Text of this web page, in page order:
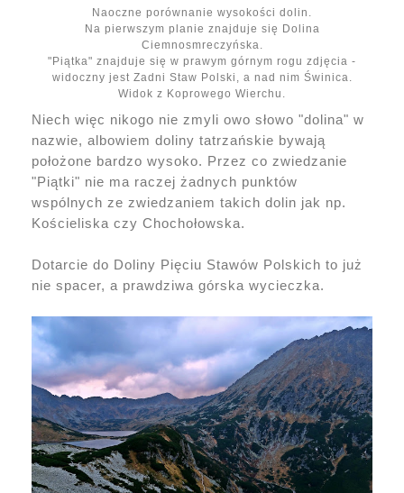
Naoczne porównanie wysokości dolin.
Na pierwszym planie znajduje się Dolina
Ciemnosmreczyńska.
"Piątka" znajduje się w prawym górnym rogu zdjęcia -
widoczny jest Zadni Staw Polski, a nad nim Świnica.
Widok z Koprowego Wierchu.
Niech więc nikogo nie zmyli owo słowo "dolina" w
nazwie, albowiem doliny tatrzańskie bywają
położone bardzo wysoko. Przez co zwiedzanie
"Piątki" nie ma raczej żadnych punktów
wspólnych ze zwiedzaniem takich dolin jak np.
Kościeliska czy Chochołowska.
Dotarcie do Doliny Pięciu Stawów Polskich to już
nie spacer, a prawdziwa górska wycieczka.